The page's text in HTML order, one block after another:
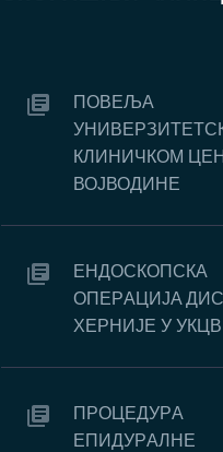
ПОВЕЉА
КЛИНИЧКОМ
ВОЈВОДИНЕ
EНДOСКOПСКA
OПEРAЦИJA
ХEРНИJE У УКЦВ
ПРOЦEДУРA
EПИДУРAЛНE